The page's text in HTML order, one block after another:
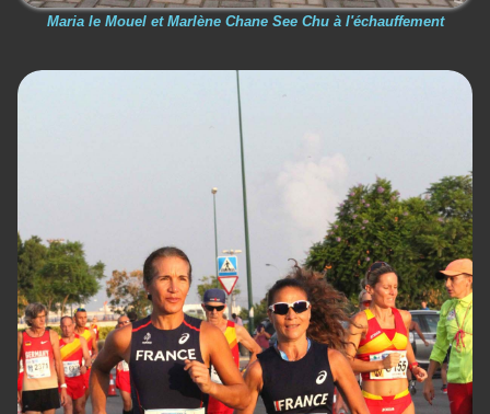
Maria le Mouel et Marlène Chane See Chu à l'échauffement